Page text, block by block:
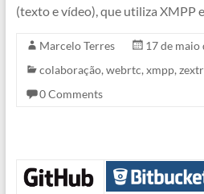
(texto e vídeo), que utiliza XMPP
Marcelo Terres
17 de maio
colaboração, webrtc, xmpp,
0 Comments